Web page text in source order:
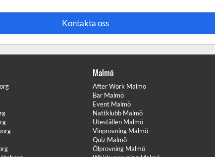
Kontakta oss
Malmö
After Work Malmö
Bar Malmö
Event Malmö
Nattklubb Malmö
Uteställen Malmö
Vinprovning Malmö
Quiz Malmö
Ölprovning Malmö